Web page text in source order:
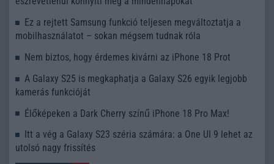
Ez a rejtett Samsung funkció teljesen megváltoztatja a
mobilhasználatot – sokan mégsem tudnak róla
Nem biztos, hogy érdemes kivárni az iPhone 18 Prot
A Galaxy S25 is megkaphatja a Galaxy S26 egyik legjobb
kamerás funkcióját
Élőképeken a Dark Cherry színű iPhone 18 Pro Max!
Itt a vég a Galaxy S23 széria számára: a One UI 9 lehet az
utolsó nagy frissítés